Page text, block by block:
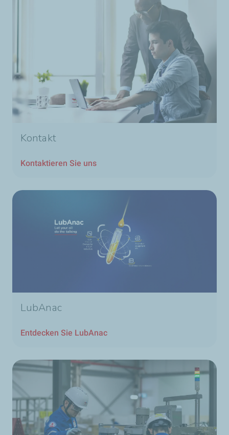
Kontakt
Kontaktieren Sie uns
LubAnac
Entdecken Sie LubAnac